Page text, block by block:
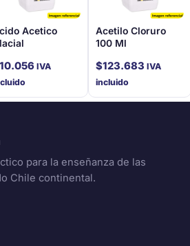
Acetico
10.056 IVA
Acetilo Cloruro
100 Ml
$123.683 IVA
incluido
para la enseñanza de las
Chile continental.